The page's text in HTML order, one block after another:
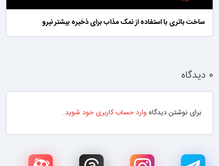
ساخت باتری‌ با استفاده از نمک مذاب برای ذخیره بیشتر نیرو
۰ دیدگاه
برای نوشتن دیدگاه وارد حساب کاربری خود شوید.